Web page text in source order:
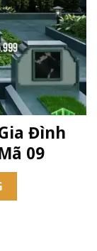
Đình
09
Phong Thủy